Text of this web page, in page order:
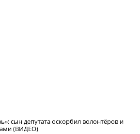
сын депутата оскорбил волонтёров и
(ВИДЕО)